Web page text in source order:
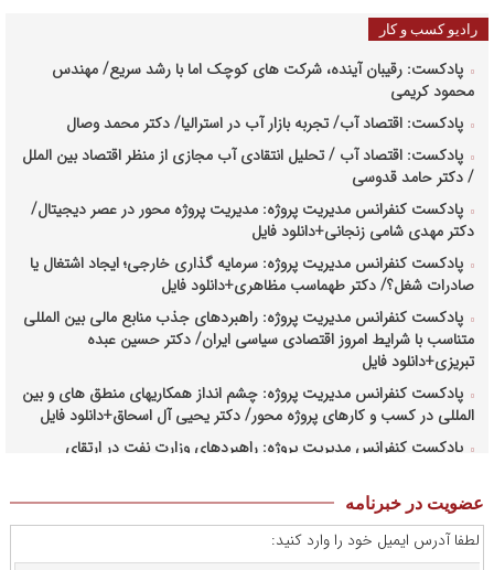
رادیو کسب و کار
پادکست: رقیبان آینده، شرکت های کوچک اما با رشد سریع/ مهندس
محمود کریمی
پادکست: اقتصاد آب/ تجربه بازار آب در استرالیا/ دکتر محمد وصال
پادکست: اقتصاد آب / تحلیل انتقادی آب مجازی از منظر اقتصاد بین الملل
/ دکتر حامد قدوسی
پادکست کنفرانس مدیریت پروژه: مدیریت پروژه محور در عصر دیجیتال/
دکتر مهدی شامی زنجانی+دانلود فایل
پادکست کنفرانس مدیریت پروژه: سرمایه گذاری خارجی؛ ایجاد اشتغال یا
صادرات شغل؟/ دکتر طهماسب مظاهری+دانلود فایل
پادکست کنفرانس مدیریت پروژه: راهبردهای جذب منابع مالی بین المللی
متناسب با شرایط امروز اقتصادی سیاسی ایران/ دکتر حسین عبده
تبریزی+دانلود فایل
پادکست کنفرانس مدیریت پروژه: چشم انداز همکاریهای منطق های و بین
المللی در کسب و کارهای پروژه محور/ دکتر یحیی آل اسحاق+دانلود فایل
پادکست کنفرانس مدیریت پروژه: راهبردهای وزارت نفت در ارتقای
پادکست کنفرانس مدیریت پروژه: حکمرانی در کسب و کارهای پروژه
محور/ دکتر محمد صبحیه+دانلود فایل
عضویت در خبرنامه
لطفا آدرس ایمیل خود را وارد کنید: